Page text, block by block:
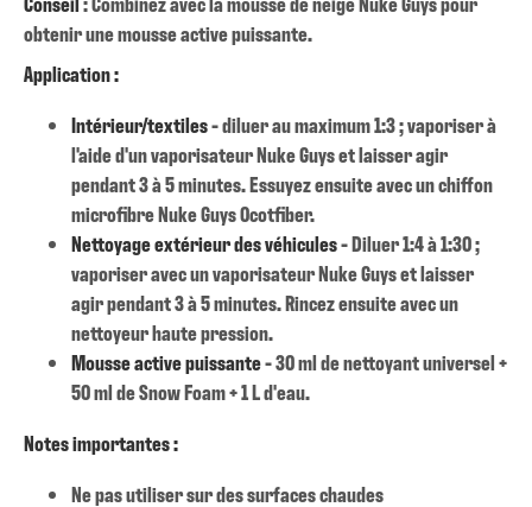
obtenir une mousse active puissante.
Application :
Intérieur/textiles- diluer au maximum 1:3 ; vaporiser à
l'aide d'un vaporisateur Nuke Guys et laisser agir
pendant 3 à 5 minutes. Essuyez ensuite avec un chiffon
microfibre Nuke Guys Ocotfiber.
Nettoyage extérieur des véhicules- Diluer 1:4 à 1:30 ;
vaporiser avec un vaporisateur Nuke Guys et laisser
agir pendant 3 à 5 minutes. Rincez ensuite avec un
nettoyeur haute pression.
Mousse active puissante- 30 ml de nettoyant universel +
50 ml de Snow Foam + 1 L d'eau.
Notes importantes :
Ne pas utiliser sur des surfaces chaudes